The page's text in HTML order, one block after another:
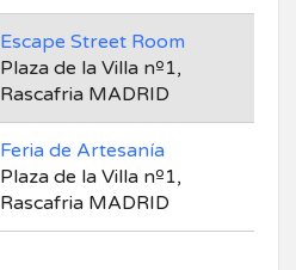
Escape Street Room
Plaza de la Villa nº1,
Rascafria MADRID
Feria de Artesanía
Plaza de la Villa nº1,
Rascafria MADRID